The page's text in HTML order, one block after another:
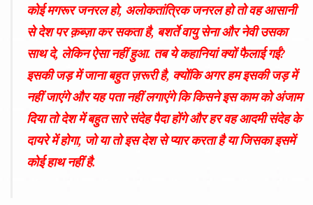
कोई मगरूर जनरल हो, अलोकतांत्रिक जनरल हो तो वह आसानी
से देश पर क़ब्ज़ा कर सकता है, बशर्ते वायु सेना और नेवी उसका
साथ दे, लेकिन ऐसा नहीं हुआ. तब ये कहानियां क्यों फैलाई गईं?
इसकी जड़ में जाना बहुत ज़रूरी है, क्योंकि अगर हम इसकी जड़ में
नहीं जाएंगे और यह पता नहीं लगाएंगे कि किसने इस काम को अंजाम
दिया तो देश में बहुत सारे संदेह पैदा होंगे और हर वह आदमी संदेह के
दायरे में होगा, जो या तो इस देश से प्यार करता है या जिसका इसमें
कोई हाथ नहीं है.